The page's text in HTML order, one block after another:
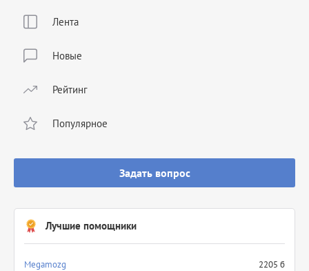
Лента
Новые
Рейтинг
Популярное
Задать вопрос
Лучшие помощники
Megamozg
2205 б